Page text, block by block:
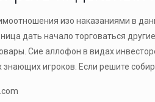
изо наказаниями в
дать начало торговаться
Сие аллофон в видах
игроков. Если решите